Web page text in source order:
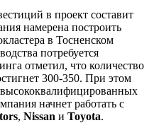
в проект составит
намерена построить
в Тосненском
потребуется
отметил, что количество
300-350. При этом
начнет работать с
, Nissan и Toyota.